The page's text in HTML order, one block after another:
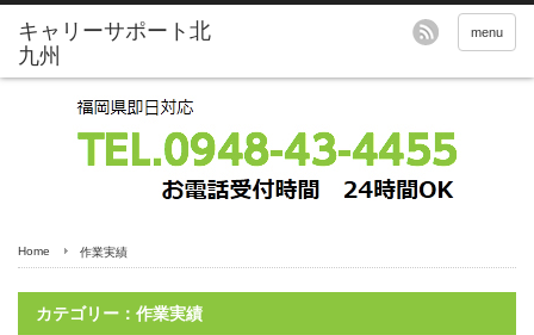
menu
Home 作業実績
カテゴリー：作業実績